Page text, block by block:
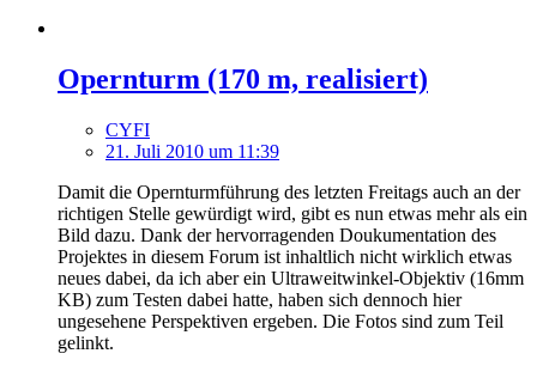
Opernturm (170 m, realisiert)
CYFI
21. Juli 2010 um 11:39
Damit die Opernturmführung des letzten Freitags auch an der
richtigen Stelle gewürdigt wird, gibt es nun etwas mehr als ein
Bild dazu. Dank der hervorragenden Doukumentation des
Projektes in diesem Forum ist inhaltlich nicht wirklich etwas
neues dabei, da ich aber ein Ultraweitwinkel-Objektiv (16mm
KB) zum Testen dabei hatte, haben sich dennoch hier
ungesehene Perspektiven ergeben. Die Fotos sind zum Teil
gelinkt.